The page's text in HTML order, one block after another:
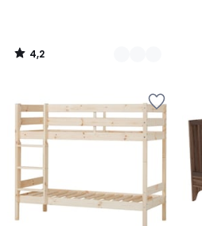
4,2
/